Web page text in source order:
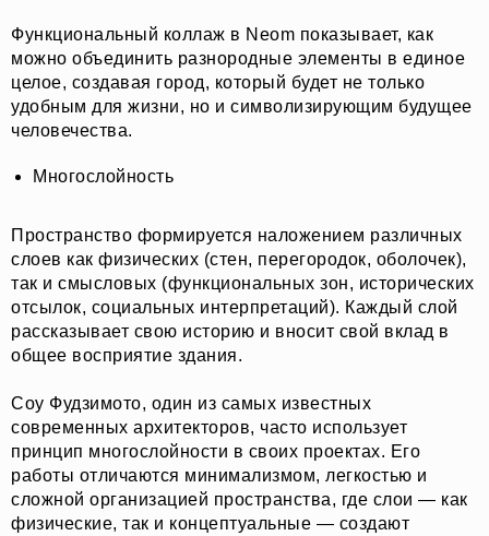
Функциональный коллаж в Neom показывает, как
можно объединить разнородные элементы в единое
целое, создавая город, который будет не только
удобным для жизни, но и символизирующим будущее
человечества.
Многослойность
Пространство формируется наложением различных
слоев как физических (стен, перегородок, оболочек),
так и смысловых (функциональных зон, исторических
отсылок, социальных интерпретаций). Каждый слой
рассказывает свою историю и вносит свой вклад в
общее восприятие здания.
Соу Фудзимото, один из самых известных
современных архитекторов, часто использует
принцип многослойности в своих проектах. Его
работы отличаются минимализмом, легкостью и
сложной организацией пространства, где слои — как
физические, так и концептуальные — создают